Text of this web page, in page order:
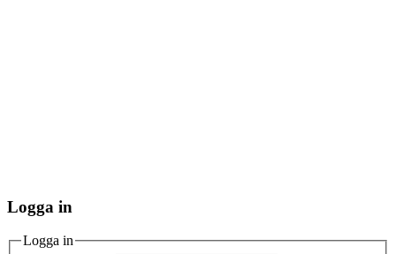
Logga in
Logga in